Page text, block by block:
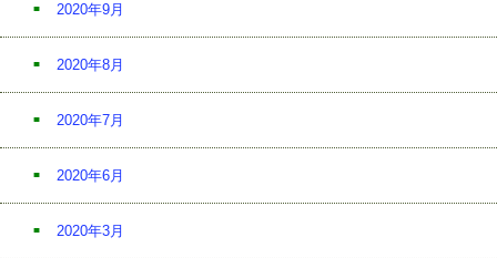
2020年9月
2020年8月
2020年7月
2020年6月
2020年3月